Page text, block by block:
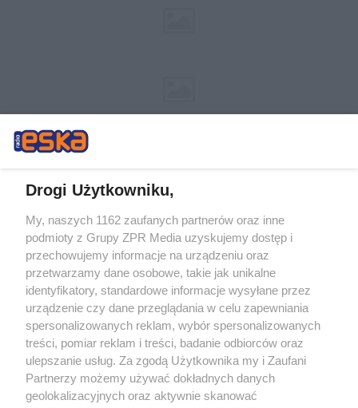
Żaden utwór zamieszczony w serwisie nie może być powielany i
rozpowszechniany lub dalej rozpowszechniany w jakikolwiek sposób (w
tym także elektroniczny lub mechaniczny) na jakimkolwiek polu
eksploatacji w jakiejkolwiek formie, włącznie z umieszczaniem w Internecie
bez pisemnej zgody właściciela praw. Jakiekolwiek użycie lub
wykorzystanie utworów w całości lub w części z naruszeniem prawa, tzn.
bez właściwej zgody, jest zabronione pod groźbą kary i może być ścigane
prawnie.
Drogi Użytkowniku,
My, naszych 1162 zaufanych partnerów oraz inne
podmioty z Grupy ZPR Media uzyskujemy dostęp i
przechowujemy informacje na urządzeniu oraz
przetwarzamy dane osobowe, takie jak unikalne
identyfikatory, standardowe informacje wysyłane przez
urządzenie czy dane przeglądania w celu zapewniania
spersonalizowanych reklam, wybór spersonalizowanych
treści, pomiar reklam i treści, badanie odbiorców oraz
ulepszanie usług. Za zgodą Użytkownika my i Zaufani
Partnerzy możemy używać dokładnych danych
geolokalizacyjnych oraz aktywnie skanować